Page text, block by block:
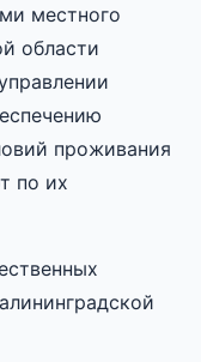
местного
области
проживания
по их